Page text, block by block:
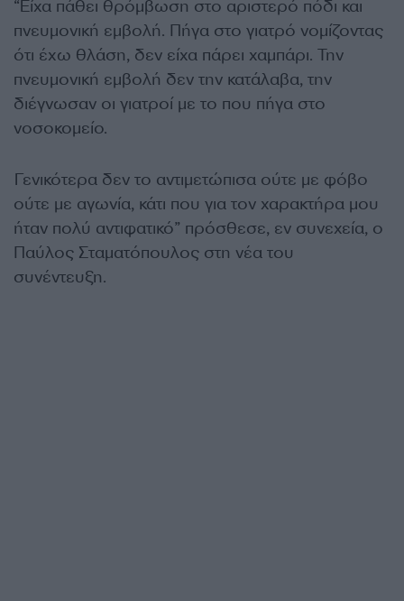
“Είχα πάθει θρόμβωση στο αριστερό πόδι και
πνευμονική εμβολή. Πήγα στο γιατρό νομίζοντας
ότι έχω θλάση, δεν είχα πάρει χαμπάρι. Την
πνευμονική εμβολή δεν την κατάλαβα, την
διέγνωσαν οι γιατροί με το που πήγα στο
νοσοκομείο.
Γενικότερα δεν το αντιμετώπισα ούτε με φόβο
ούτε με αγωνία, κάτι που για τον χαρακτήρα μου
ήταν πολύ αντιφατικό” πρόσθεσε, εν συνεχεία, ο
Παύλος Σταματόπουλος στη νέα του
συνέντευξη.